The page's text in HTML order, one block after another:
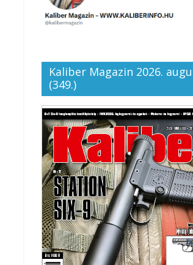
Kaliber Magazin 2026.
(349.)